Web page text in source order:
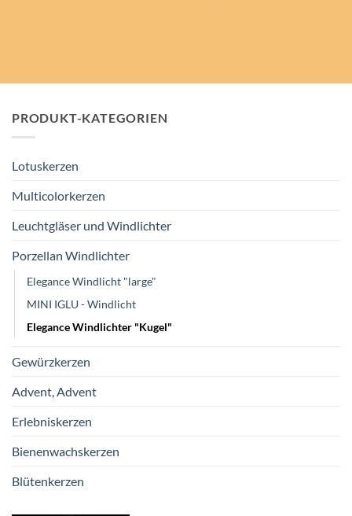
PRODUKT-KATEGORIEN
Lotuskerzen
Multicolorkerzen
Leuchtgläser und Windlichter
Porzellan Windlichter
Elegance Windlicht "large"
MINI IGLU - Windlicht
Elegance Windlichter "Kugel"
Gewürzkerzen
Advent, Advent
Erlebniskerzen
Bienenwachskerzen
Blütenkerzen